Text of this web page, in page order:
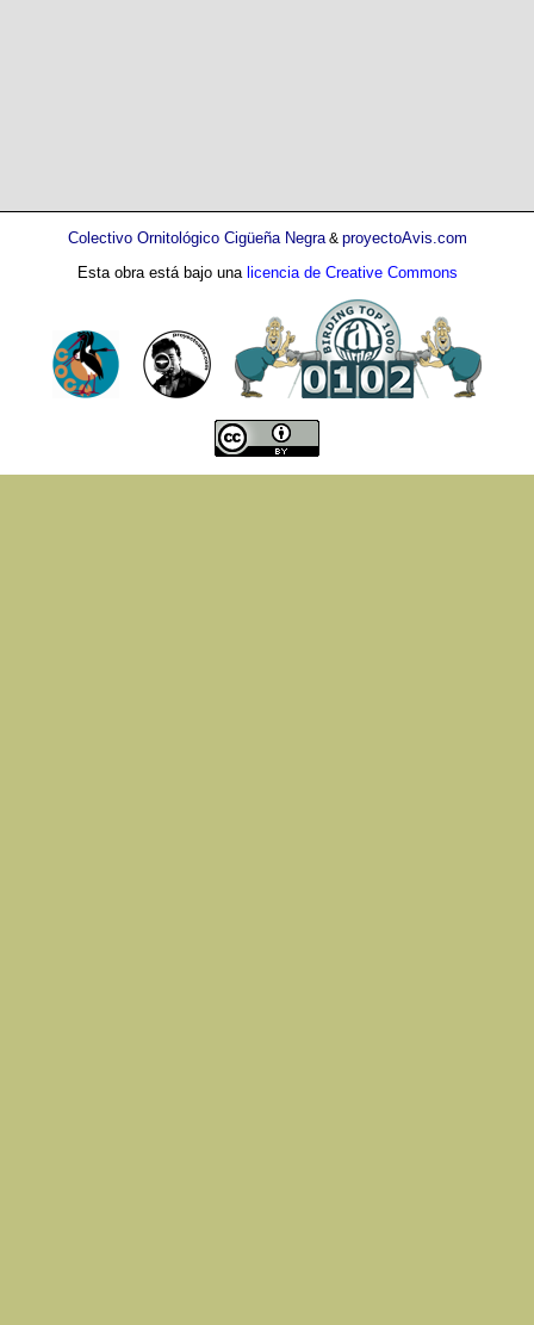
Colectivo Ornitológico Cigüeña Negra& proyectoAvis.com
Esta obra está bajo una licencia de Creative Commons